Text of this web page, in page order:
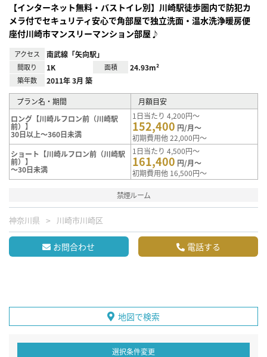
【インターネット無料・バストイレ別】川崎駅徒歩圏内で防犯カ
メラ付でセキュリティ安心で角部屋で独立洗面・温水洗浄暖房便
座付川崎市マンスリーマンション部屋♪
アクセス 南武線「矢向駅」
間取り 1K 面積 24.93m²
築年数 2011年 3月 築
プラン名・期間
月額目安
ロング【川崎ルフロン前（川崎駅
前）】
30日以上～360日未満
1日当たり 4,200円～
152,400 円/月～
初期費用他 22,000円～
ショート【川崎ルフロン前（川崎駅
前）】
～30日未満
1日当たり 4,500円～
161,400 円/月～
初期費用他 16,500円～
禁煙ルーム
神奈川県 川崎市川崎区
お問合わせ 電話する
地図で検索
選択条件変更